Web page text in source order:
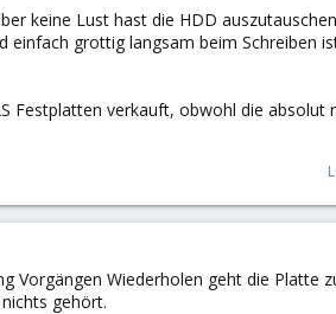
keine Lust hast die HDD
grottig langsam beim Schreiben
Festplatten verkauft, obwohl die absolut
Vorgängen Wiederholen geht die Platte
gehört.